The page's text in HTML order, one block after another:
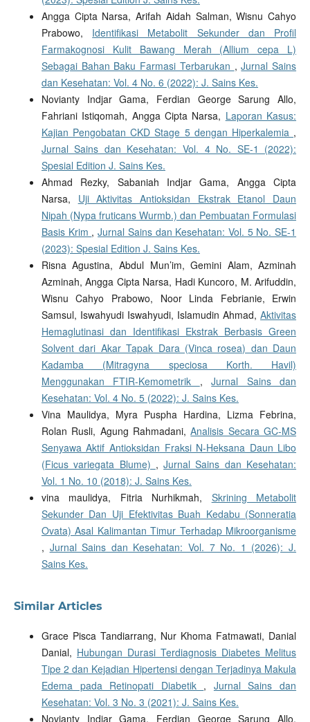
Angga Cipta Narsa, Arifah Aidah Salman, Wisnu Cahyo
Prabowo, Identifikasi Metabolit Sekunder dan Profil
Farmakognosi Kulit Bawang Merah (Allium cepa L)
Sebagai Bahan Baku Farmasi Terbarukan ,Jurnal Sains
dan Kesehatan: Vol. 4 No. 6 (2022): J. Sains Kes.
Novianty Indjar Gama, Ferdian George Sarung Allo,
Fahriani Istiqomah, Angga Cipta Narsa, Laporan Kasus:
Kajian Pengobatan CKD Stage 5 dengan Hiperkalemia ,
Jurnal Sains dan Kesehatan: Vol. 4 No. SE-1 (2022):
Spesial Edition J. Sains Kes.
Ahmad Rezky, Sabaniah Indjar Gama, Angga Cipta
Narsa, Uji Aktivitas Antioksidan Ekstrak Etanol Daun
Nipah (Nypa fruticans Wurmb.) dan Pembuatan Formulasi
Basis Krim ,Jurnal Sains dan Kesehatan: Vol. 5 No. SE-1
(2023): Spesial Edition J. Sains Kes.
Risna Agustina, Abdul Mun’im, Gemini Alam, Azminah
Azminah, Angga Cipta Narsa, Hadi Kuncoro, M. Arifuddin,
Wisnu Cahyo Prabowo, Noor Linda Febrianie, Erwin
Samsul, Iswahyudi Iswahyudi, Islamudin Ahmad,Aktivitas
Hemaglutinasi dan Identifikasi Ekstrak Berbasis Green
Solvent dari Akar Tapak Dara (Vinca rosea) dan Daun
Kadamba (Mitragyna speciosa Korth. Havil)
Menggunakan FTIR-Kemometrik ,Jurnal Sains dan
Kesehatan: Vol. 4 No. 5 (2022): J. Sains Kes.
Vina Maulidya, Myra Puspha Hardina, Lizma Febrina,
Rolan Rusli, Agung Rahmadani,Analisis Secara GC-MS
Senyawa Aktif Antioksidan Fraksi N-Heksana Daun Libo
(Ficus variegata Blume) ,Jurnal Sains dan Kesehatan:
Vol. 1 No. 10 (2018): J. Sains Kes.
vina maulidya, Fitria Nurhikmah, Skrining Metabolit
Sekunder Dan Uji Efektivitas Buah Kedabu (Sonneratia
Ovata) Asal Kalimantan Timur Terhadap Mikroorganisme
, Jurnal Sains dan Kesehatan: Vol. 7 No. 1 (2026): J.
Sains Kes.
Similar Articles
Grace Pisca Tandiarrang, Nur Khoma Fatmawati, Danial
Danial, Hubungan Durasi Terdiagnosis Diabetes Melitus
Tipe 2 dan Kejadian Hipertensi dengan Terjadinya Makula
Edema pada Retinopati Diabetik , Jurnal Sains dan
Kesehatan: Vol. 3 No. 3 (2021): J. Sains Kes.
Novianty Indjar Gama, Ferdian George Sarung Allo,